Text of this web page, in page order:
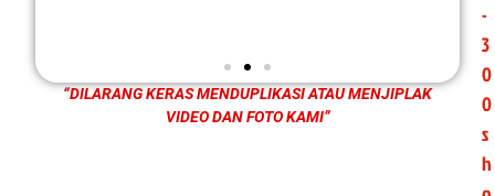
“DILARANG KERAS MENDUPLIKASI ATAU MENJIPLAK
VIDEO DAN FOTO KAMI”
-
3
0
0
s
h